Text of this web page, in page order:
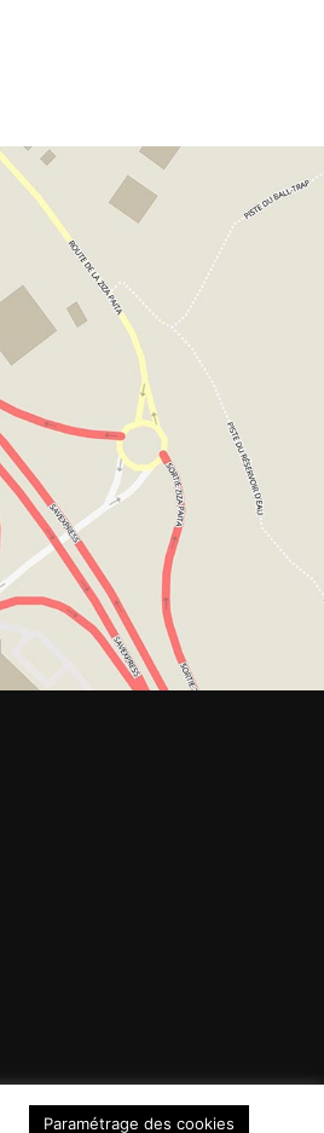
Paramétrage des cookies